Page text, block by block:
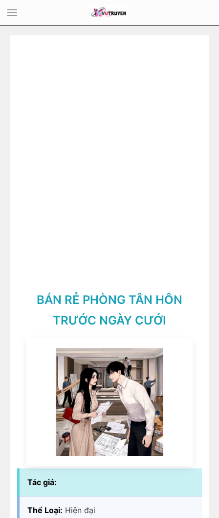
BÁN RẺ PHÒNG TÂN HÔN
TRƯỚC NGÀY CƯỚI
Tác giả:
Thể Loại: Hiện đại